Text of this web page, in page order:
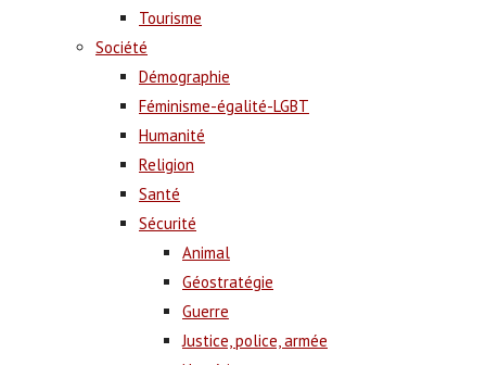
Tourisme
Société
Démographie
Féminisme-égalité-LGBT
Humanité
Religion
Santé
Sécurité
Animal
Géostratégie
Guerre
Justice, police, armée